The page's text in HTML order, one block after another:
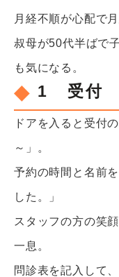
月経不順が心配で
叔母が50代半ばで
も気になる。
1 受付
ドアを入ると受付
～」。
予約の時間と名前
した。」
スタッフの方の笑
一息。
問診表を記入して